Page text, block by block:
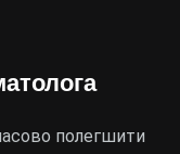
полегшити